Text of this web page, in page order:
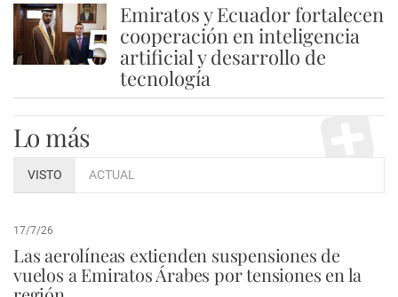
5
Emiratos y Ecuador fortalecen
cooperación en inteligencia
artificial y desarrollo de
tecnología
Lo más
VISTO ACTUAL
17/7/26
Las aerolíneas extienden suspensiones de
vuelos a Emiratos Árabes por tensiones en la